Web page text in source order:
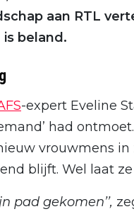
aan RTL
beland.
-expert Eveline
had
vrouwmens
blijft. Wel laat
pad gekomen’’,